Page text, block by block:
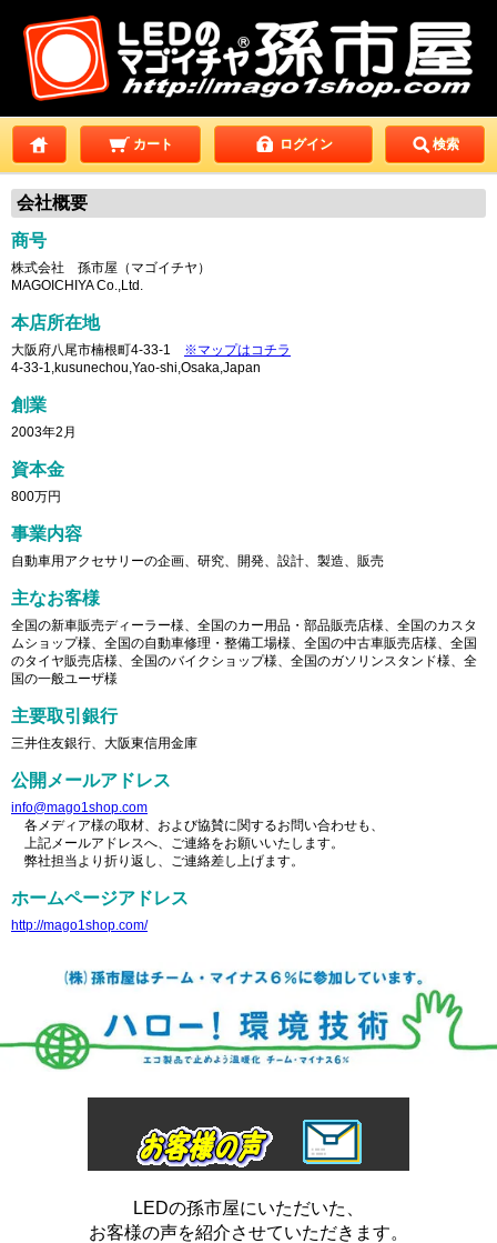
カート ログイン 検索
会社概要
商号
株式会社 孫市屋（マゴイチヤ）
MAGOICHIYA Co.,Ltd.
本店所在地
大阪府八尾市楠根町4-33-1 ※マップはコチラ
4-33-1,kusunechou,Yao-shi,Osaka,Japan
創業
2003年2月
資本金
800万円
事業内容
自動車用アクセサリーの企画、研究、開発、設計、製造、販売
主なお客様
全国の新車販売ディーラー様、全国のカー用品・部品販売店様、全国のカスタ
ムショップ様、全国の自動車修理・整備工場様、全国の中古車販売店様、全国
のタイヤ販売店様、全国のバイクショップ様、全国のガソリンスタンド様、全
国の一般ユーザ様
主要取引銀行
三井住友銀行、大阪東信用金庫
公開メールアドレス
info@mago1shop.com
各メディア様の取材、および協賛に関するお問い合わせも、
上記メールアドレスへ、ご連絡をお願いいたします。
弊社担当より折り返し、ご連絡差し上げます。
ホームページアドレス
http://mago1shop.com/
LEDの孫市屋にいただいた、
お客様の声を紹介させていただきます。